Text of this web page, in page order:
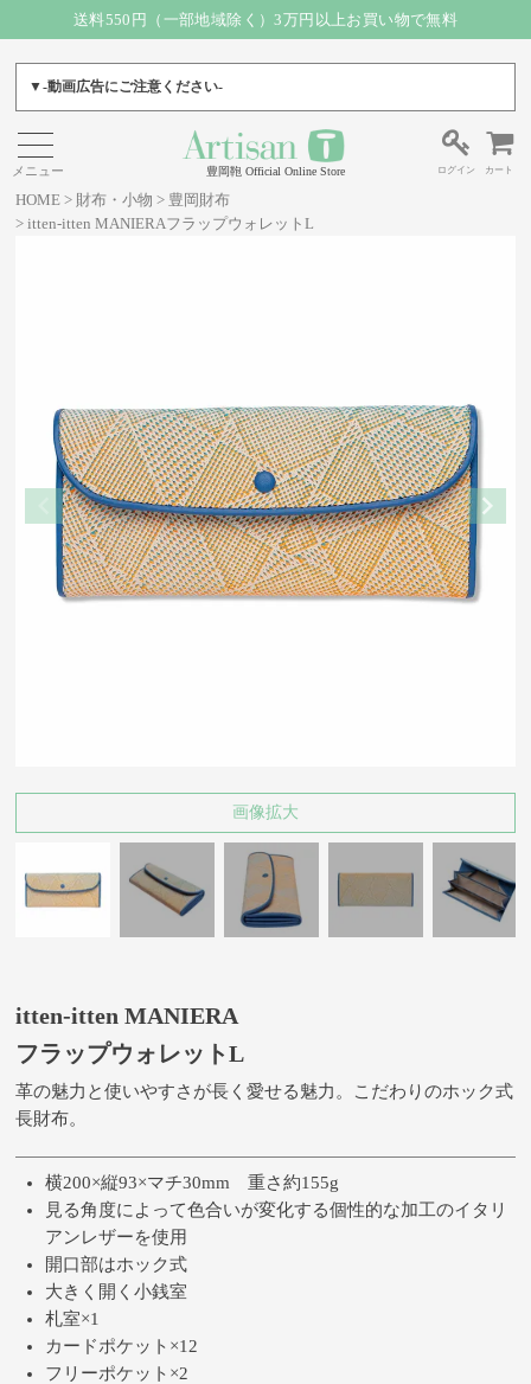
送料550円（一部地域除く）3万円以上お買い物で無料
▼-動画広告にご注意ください-
豊岡鞄 Official Online Store ログイン カート
HOME 財布・小物
豊岡財布
itten-itten MANIERAフラップウォレットL
画像拡大
itten-itten MANIERA
フラップウォレットL
革の魅力と使いやすさが長く愛せる魅力。こだわりのホック式
長財布。
横200×縦93×マチ30mm 重さ約155g
見る角度によって色合いが変化する個性的な加工のイタリ
アンレザーを使用
開口部はホック式
大きく開く小銭室
札室×1
カードポケット×12
フリーポケット×2